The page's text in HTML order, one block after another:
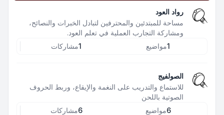
رواد العود
مساحة للمبتدئين والمحترفين لتبادل الخبرات والنصائح،
ومشاركة التجارب العملية في تعلم العود.
1مواضيع 1مشاركات
الصولفيج
للاستماع والتدريب على النغمة والإيقاع، وربط الحروف
الصوتية باللحن
6مواضيع 6مشاركات